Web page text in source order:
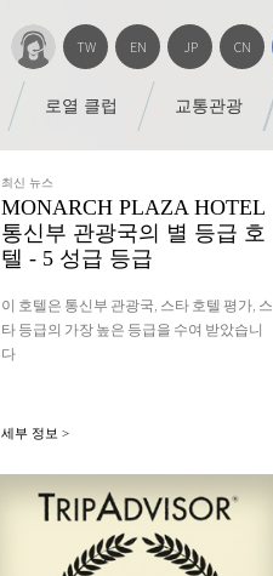
TW EN JP CN
로열 클럽 교통관광
최신 뉴스
MONARCH PLAZA HOTEL
통신부 관광국의 별 등급 호
텔 - 5 성급 등급
이 호텔은 통신부 관광국, 스타 호텔 평가, 스
타 등급의 가장 높은 등급을 수여 받았습니
다
세부 정보 >